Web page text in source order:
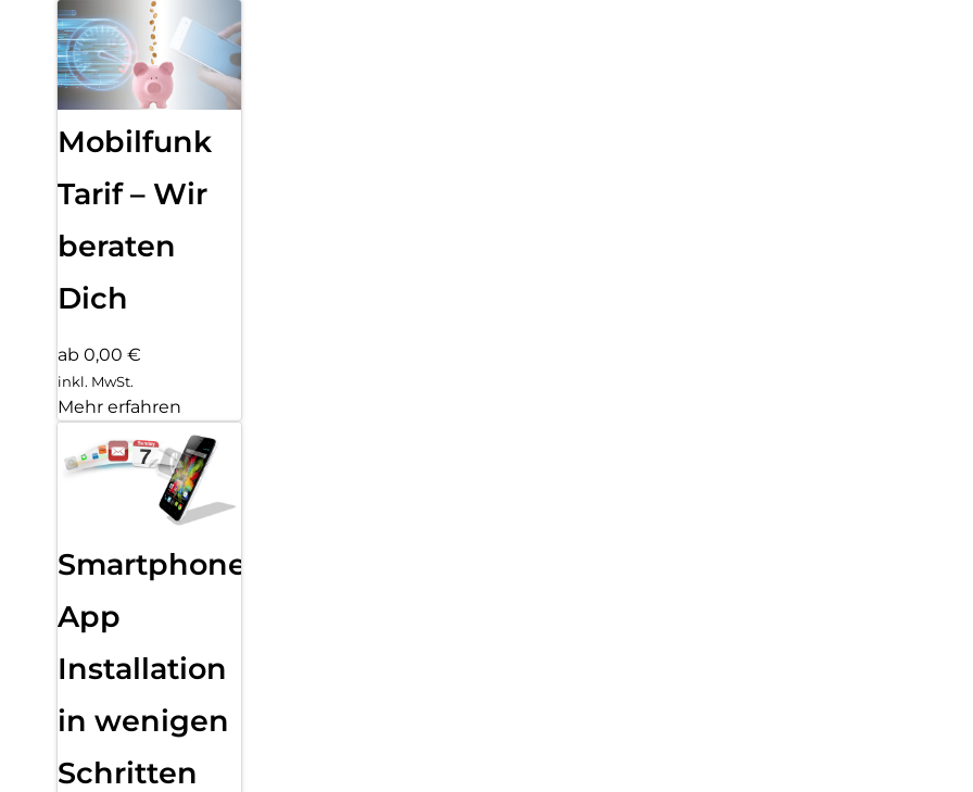
Mobilfunk
Tarif – Wir
beraten
Dich
ab 0,00 €
inkl. MwSt.
Mehr erfahren
Smartphone
App
Installation
in wenigen
Schritten